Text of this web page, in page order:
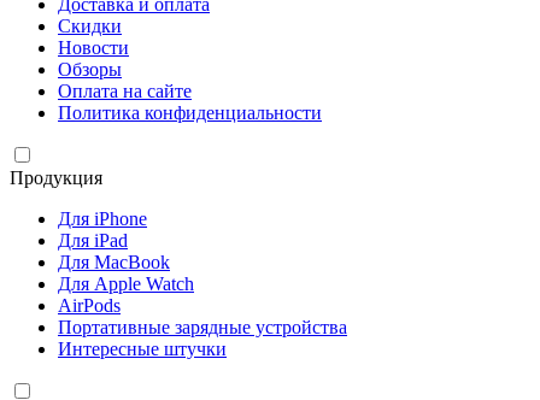
Скидки
Новости
Обзоры
Оплата на сайте
Политика конфиденциальности
Продукция
Для iPhone
Для iPad
Для MacBook
Для Apple Watch
AirPods
Портативные зарядные устройства
Интересные штучки